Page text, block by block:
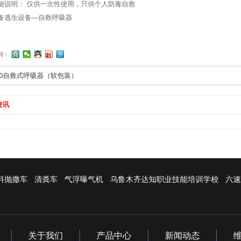
说明： 仅供一次性使用，只供个人防毒自救
逃生设备—自救呼吸器
：
救式呼吸器（软包装）
讯
抛撒车 清粪车 气浮曝气机 乌鲁木齐达知职业技能培训学校
六
关于我们 产品中心 新闻动态